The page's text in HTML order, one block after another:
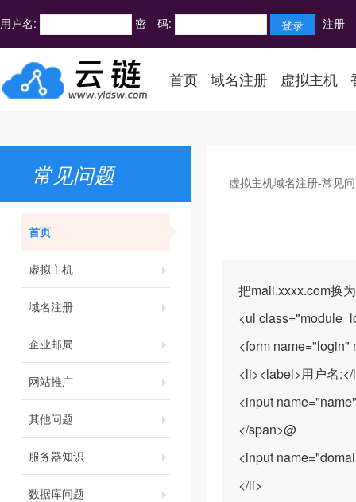
用户名: 密 码: 注册
首页 域名注册 虚拟主机
常见问题
首页
虚拟主机
域名注册
企业邮局
网站推广
其他问题
服务器知识
数据库问题
虚拟主机域名注册-常见
把mail.xxxx.com换
<ul
<form name="login"
<li><label>用户名
<input
</span>@
<input
</li>